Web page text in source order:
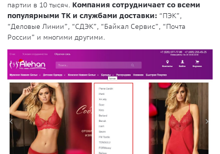
партии в 10 тысяч. Компания сотрудничает со всеми
популярными ТК и службами доставки: “ПЭК”,
“Деловые Линии”, “СДЭК”, “Байкал Сервис”, “Почта
России” и многими другими.